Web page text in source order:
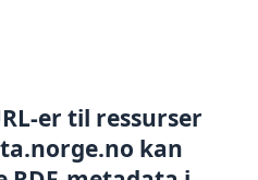
er til ressurser
kan